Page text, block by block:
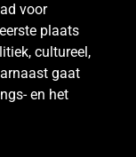
voor
plaats
cultureel,
gaat
en het